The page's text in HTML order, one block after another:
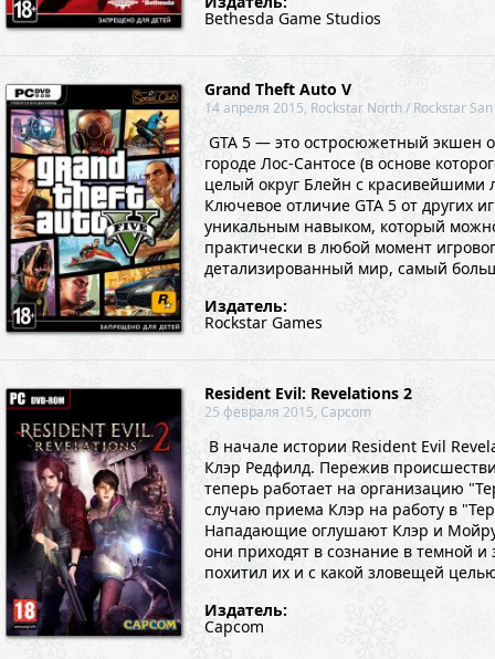
Bethesda Game Studios
Grand Theft Auto V
14 апреля 2015, Rockstar North / Rockstar
GTA 5 — это остросюжетный экшен
городе Лос-Сантосе (в основе
целый округ Блейн с красивейшими
Ключевое отличие GTA 5 от других
уникальным навыком, который
практически в любой момент
детализированный мир, самый
Издатель:
Rockstar Games
Resident Evil: Revelations 2
25 февраля 2015, Capcom
В начале истории Resident Evil
Клэр Редфилд. Пережив
теперь работает на организацию
случаю приема Клэр на работу в
Нападающие оглушают Клэр и Мойру
они приходят в сознание в темной
похитил их и с какой зловещей
Издатель:
Capcom